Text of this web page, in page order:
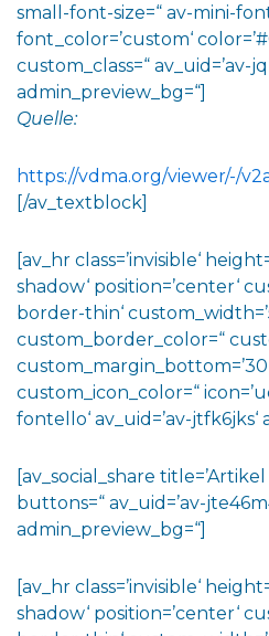
small-font-size=“ av-mini-
font_color=’custom‘
custom_class=“ av_uid=’av-
admin_preview_bg=“]
Quelle:
https://vdma.org/viewer/-/
[/av_textblock]
[av_hr class=’invisible‘
shadow‘ position=’center‘
border-thin‘
custom_border_color=“
custom_icon_color=“
fontello‘ av_uid=’av-jtfk6jks‘
[av_social_share title=’Artikel
buttons=“ av_uid=’av-
admin_preview_bg=“]
[av_hr class=’invisible‘
shadow‘ position=’center‘